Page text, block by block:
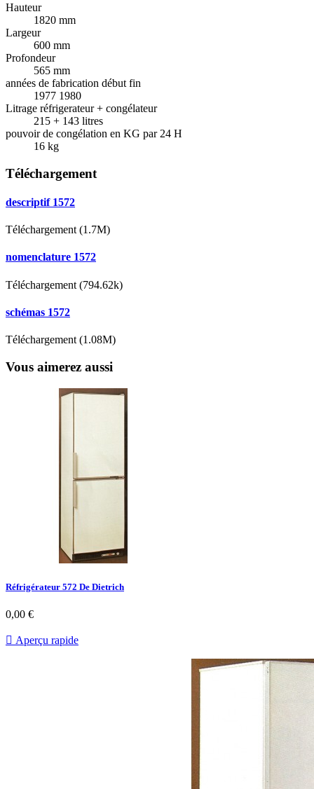
Hauteur
1820 mm
Largeur
600 mm
Profondeur
565 mm
années de fabrication début fin
1977 1980
Litrage réfrigerateur + congélateur
215 + 143 litres
pouvoir de congélation en KG par 24 H
16 kg
Téléchargement
descriptif 1572
Téléchargement (1.7M)
nomenclature 1572
Téléchargement (794.62k)
schémas 1572
Téléchargement (1.08M)
Vous aimerez aussi
Réfrigérateur 572 De Dietrich
0,00 €
 Aperçu rapide